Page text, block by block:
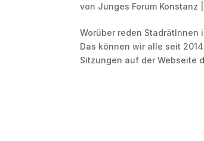
von Junges Forum Konstanz
Worüber reden
Das können wir alle seit
Sitzungen auf der Webseite